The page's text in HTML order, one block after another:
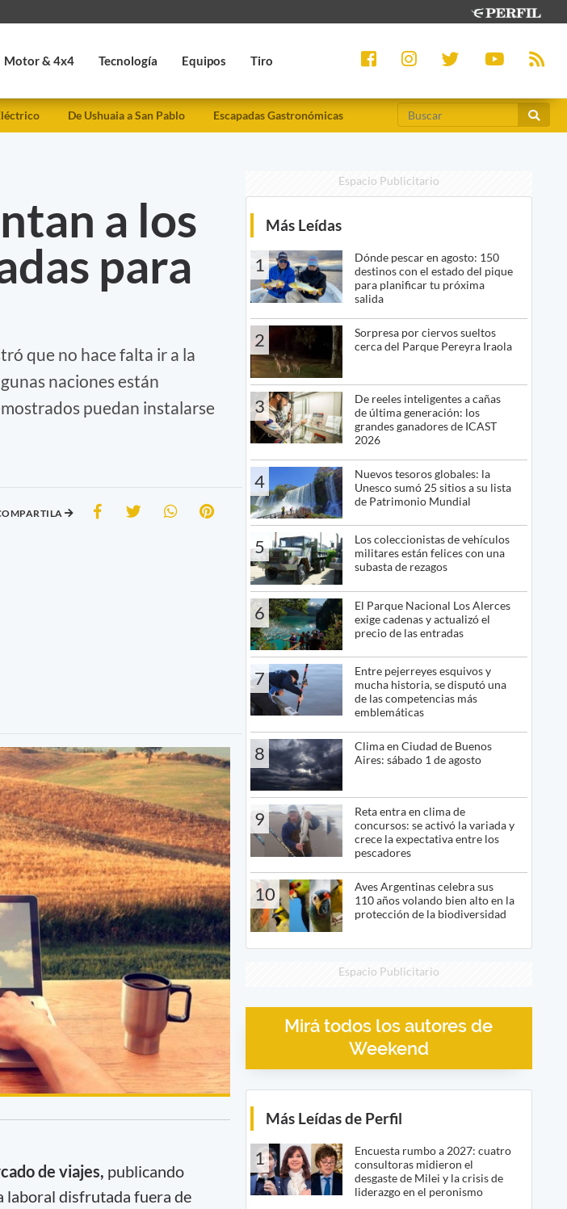
Motor & 4x4 Tecnología Equipos Tiro
De Ushuaia a San Pablo Escapadas Gastronómicas
a los
para
que no hace falta ir a la
naciones están
puedan instalarse
de viajes, publicando
laboral disfrutada fuera de
Espacio Publicitario
Más Leídas
1
Dónde pescar en agosto: 150
destinos con el estado del pique
para planificar tu próxima
salida
2
Sorpresa por ciervos sueltos
cerca del Parque Pereyra Iraola
3
De reeles inteligentes a cañas
de última generación: los
grandes ganadores de ICAST
2026
4
Nuevos tesoros globales: la
Unesco sumó 25 sitios a su lista
de Patrimonio Mundial
5
Los coleccionistas de vehículos
militares están felices con una
subasta de rezagos
6
El Parque Nacional Los Alerces
exige cadenas y actualizó el
precio de las entradas
7
Entre pejerreyes esquivos y
mucha historia, se disputó una
de las competencias más
emblemáticas
8
Clima en Ciudad de Buenos
Aires: sábado 1 de agosto
9
Reta entra en clima de
concursos: se activó la variada y
crece la expectativa entre los
pescadores
10
Aves Argentinas celebra sus
110 años volando bien alto en la
protección de la biodiversidad
Espacio Publicitario
Mirá todos los autores de
Weekend
Más Leídas de Perfil
1
Encuesta rumbo a 2027: cuatro
consultoras midieron el
desgaste de Milei y la crisis de
liderazgo en el peronismo